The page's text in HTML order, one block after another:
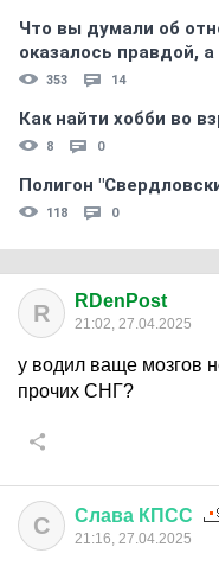
Что вы думали об
оказалось правдой,
353 14
Как найти хобби во
8 0
Полигон
118 0
R RDenPost
21:02, 27.04.2025
у водил ваще мозгов
прочих СНГ?
С Слава КПСС
21:16, 27.04.2025